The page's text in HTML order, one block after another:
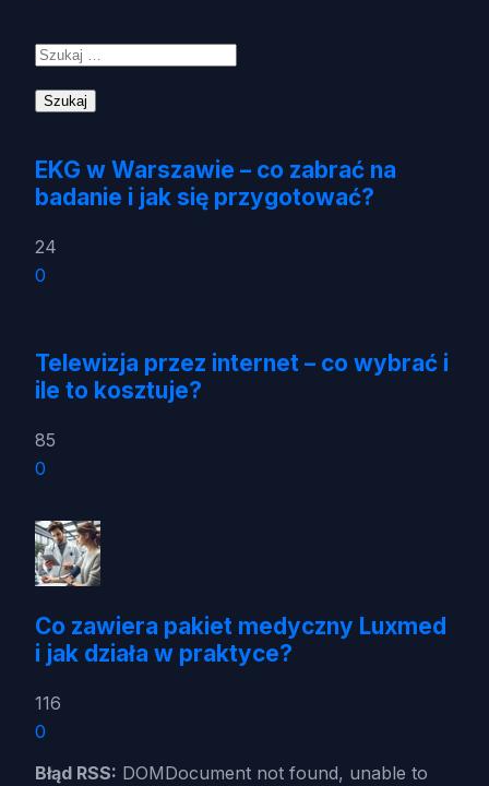
EKG w Warszawie – co zabrać na
badanie i jak się przygotować?
24
0
Telewizja przez internet – co wybrać i
ile to kosztuje?
85
0
Co zawiera pakiet medyczny Luxmed
i jak działa w praktyce?
116
0
Błąd RSS: DOMDocument not found, unable to